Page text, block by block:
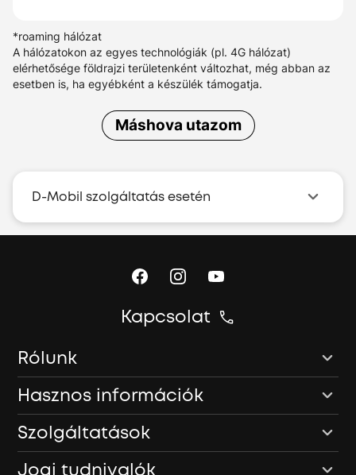
*roaming hálózat
A hálózatokon az egyes technológiák (pl. 4G hálózat)
elérhetősége földrajzi területenként változhat, még abban az
esetben is, ha egyébként a készülék támogatja.
Máshova utazom
D-Mobil szolgáltatás esetén
Kapcsolat
Rólunk
Hasznos információk
Szolgáltatások
Jogi tudnivalók